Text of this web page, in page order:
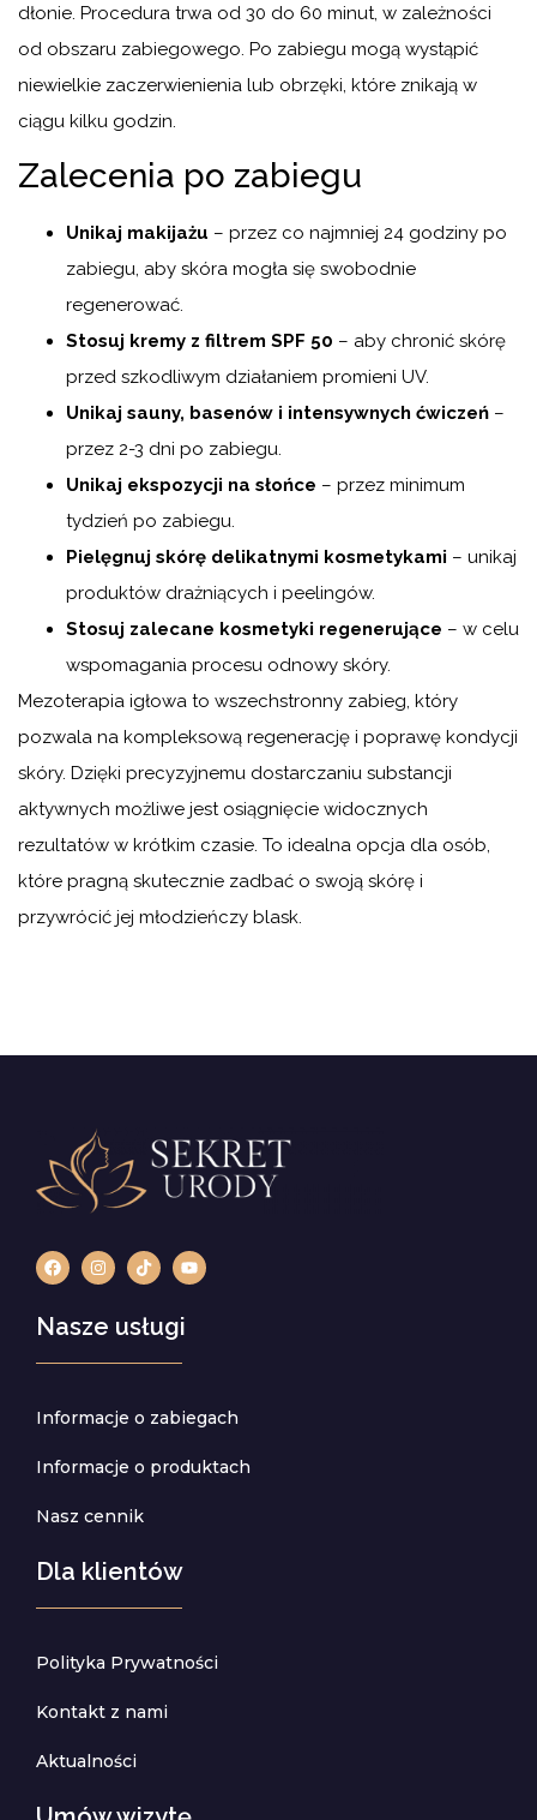
dłonie. Procedura trwa od 30 do 60 minut, w zależności
od obszaru zabiegowego. Po zabiegu mogą wystąpić
niewielkie zaczerwienienia lub obrzęki, które znikają w
ciągu kilku godzin.
Zalecenia po zabiegu
Unikaj makijażu – przez co najmniej 24 godziny po
zabiegu, aby skóra mogła się swobodnie
regenerować.
Stosuj kremy z filtrem SPF 50 – aby chronić skórę
przed szkodliwym działaniem promieni UV.
Unikaj sauny, basenów i intensywnych ćwiczeń –
przez 2-3 dni po zabiegu.
Unikaj ekspozycji na słońce – przez minimum
tydzień po zabiegu.
Pielęgnuj skórę delikatnymi kosmetykami – unikaj
produktów drażniących i peelingów.
Stosuj zalecane kosmetyki regenerujące – w celu
wspomagania procesu odnowy skóry.
Mezoterapia igłowa to wszechstronny zabieg, który
pozwala na kompleksową regenerację i poprawę kondycji
skóry. Dzięki precyzyjnemu dostarczaniu substancji
aktywnych możliwe jest osiągnięcie widocznych
rezultatów w krótkim czasie. To idealna opcja dla osób,
które pragną skutecznie zadbać o swoją skórę i
przywrócić jej młodzieńczy blask.
Nasze usługi
Informacje o zabiegach
Informacje o produktach
Nasz cennik
Dla klientów
Polityka Prywatności
Kontakt z nami
Aktualności